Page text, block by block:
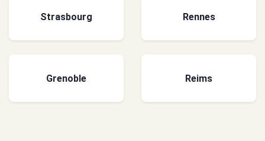
Strasbourg Rennes
Grenoble Reims